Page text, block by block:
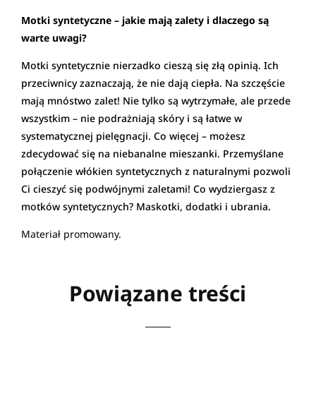
Motki syntetyczne – jakie mają zalety i dlaczego są
warte uwagi?
Motki syntetycznie nierzadko cieszą się złą opinią. Ich
przeciwnicy zaznaczają, że nie dają ciepła. Na szczęście
mają mnóstwo zalet! Nie tylko są wytrzymałe, ale przede
wszystkim – nie podrażniają skóry i są łatwe w
systematycznej pielęgnacji. Co więcej – możesz
zdecydować się na niebanalne mieszanki. Przemyślane
połączenie włókien syntetycznych z naturalnymi pozwoli
Ci cieszyć się podwójnymi zaletami! Co wydziergasz z
motków syntetycznych? Maskotki, dodatki i ubrania.
Materiał promowany.
Powiązane treści